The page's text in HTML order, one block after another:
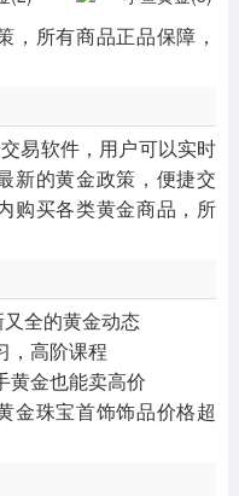
，所有商品正品保障，
易软件，用户可以实时
新的黄金政策，便捷交
购买各类黄金商品，所
又全的黄金动态
，高阶课程
黄金也能卖高价
金珠宝首饰饰品价格超